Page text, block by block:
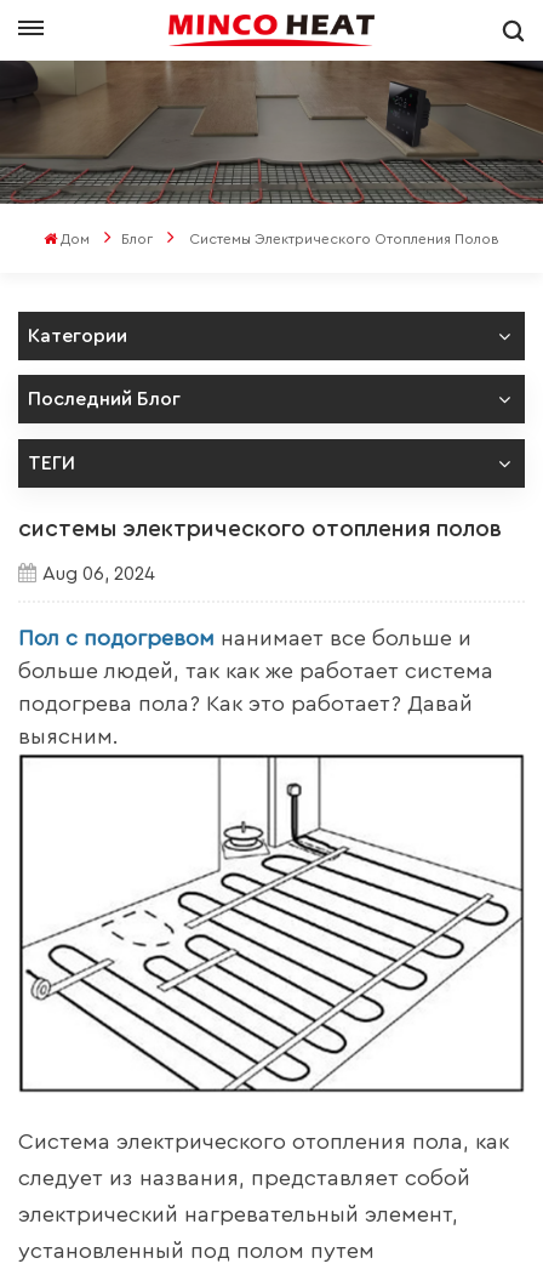
Дом Блог Системы Электрического Отопления Полов
Категории
Последний Блог
ТЕГИ
системы электрического отопления полов
Aug 06, 2024
Пол с подогревом нанимает все больше и
больше людей, так как же работает система
подогрева пола? Как это работает? Давай
выясним.
Система электрического отопления пола, как
следует из названия, представляет собой
электрический нагревательный элемент,
установленный под полом путем